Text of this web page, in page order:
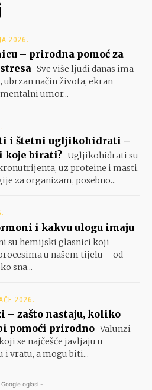
2026.
– prirodna pomoć za
Sve više ljudi danas ima
ubrzan način života, ekran
umor...
i štetni ugljikohidrati –
koje birati? Ugljikohidrati su
uz proteine i masti.
za organizam, posebno...
i kakvu ulogu imaju
su hemijski glasnici koji
u našem tijelu – od
sna...
2026.
– zašto nastaju, koliko
pomoći prirodno Valunzi
se najčešće javljaju u
vratu, a mogu biti...
oglasi -